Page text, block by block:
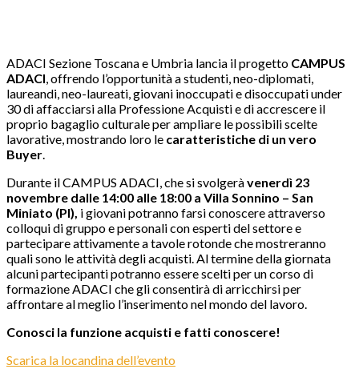
ADACI Sezione Toscana e Umbria lancia il progetto CAMPUS
ADACI, offrendo l’opportunità a studenti, neo-diplomati,
laureandi, neo-laureati, giovani inoccupati e disoccupati under
30 di affacciarsi alla Professione Acquisti e di accrescere il
proprio bagaglio culturale per ampliare le possibili scelte
lavorative, mostrando loro le caratteristiche di un vero
Buyer.
Durante il CAMPUS ADACI, che si svolgeràvenerdì 23
novembre dalle 14:00 alle 18:00 a Villa Sonnino – San
Miniato (PI), i giovani potranno farsi conoscere attraverso
colloqui di gruppo e personali con esperti del settore e
partecipare attivamente a tavole rotonde che mostreranno
quali sono le attività degli acquisti. Al termine della giornata
alcuni partecipanti potranno essere scelti per un corso di
formazione ADACI che gli consentirà di arricchirsi per
affrontare al meglio l’inserimento nel mondo del lavoro.
Conosci la funzione acquisti e fatti conoscere!
Scarica la locandina dell’evento